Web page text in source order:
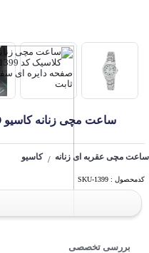
ساعت مچی زنانه کاسیو CASIO مدل کلاسیک کد 1399
ساعت مچی عقربه ای زنانه / کاسیو
کدمحصول : SKU-1399
بررسی تخصصی